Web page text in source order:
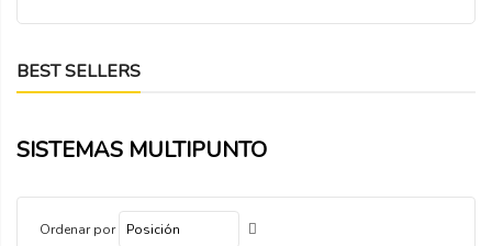
SISTEMAS MULTIPUNTO
Ordenar por
BEST SELLERS